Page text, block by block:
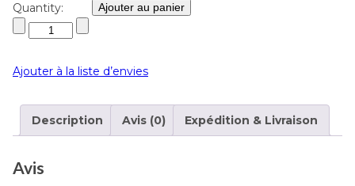
Quantity: Ajouter au panier
Ajouter à la liste d’envies
Description Avis (0) Expédition & Livraison
Avis